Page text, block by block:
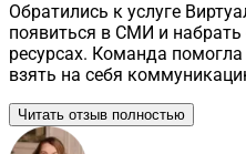
Обратились к услуге
появиться в СМИ и набрать
ресурсах. Команда
взять на себя
Читать отзыв полностью